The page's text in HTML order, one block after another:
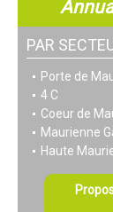
PAR
Porte de
4 C
Coeur de
Maurienne
Haute